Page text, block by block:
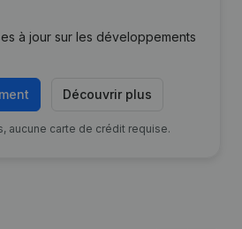
à jour sur les développements
Découvrir plus
aucune carte de crédit requise.